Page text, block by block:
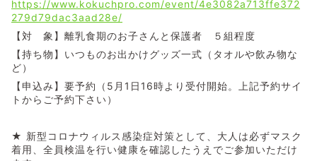
https://www.kokuchpro.com/event/4e3082a713ffe372
279d79dac3aad28e/
【対 象】離乳食期のお子さんと保護者 ５組程度
【持ち物】いつものお出かけグッズ一式（タオルや飲み物な
ど）
【申込み】要予約（5月1日16時より受付開始。上記予約サイ
トからご予約下さい）
★ 新型コロナウィルス感染症対策として、大人は必ずマスク
着用、全員検温を行い健康を確認したうえでご参加いただけ